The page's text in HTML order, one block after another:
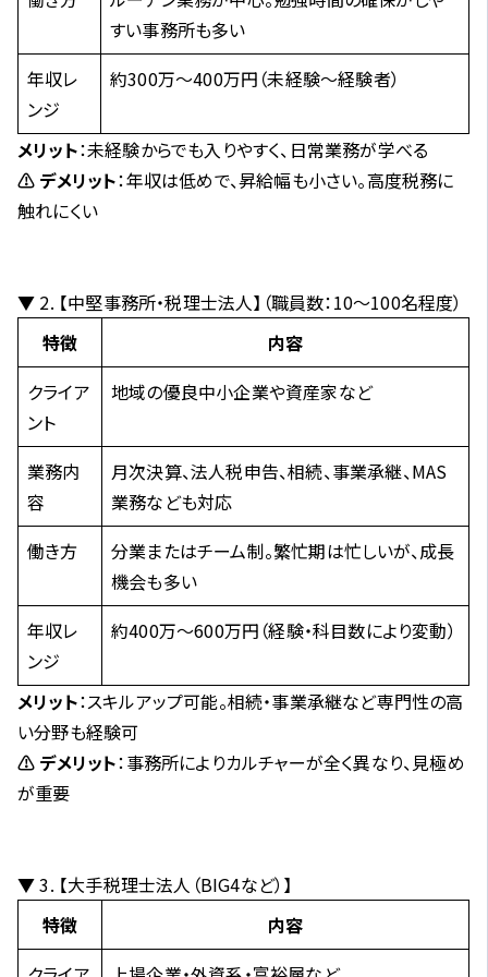
すい事務所も多い
年収レ
ンジ
約300万～400万円（未経験～経験者）
メリット：未経験からでも入りやすく、日常業務が学べる
⚠ デメリット：年収は低めで、昇給幅も小さい。高度税務に
触れにくい
▼ 2. 【中堅事務所・税理士法人】（職員数：10〜100名程度）
特徴
内容
クライア
ント
地域の優良中小企業や資産家など
業務内
容
月次決算、法人税申告、相続、事業承継、MAS
業務なども対応
働き方
分業またはチーム制。繁忙期は忙しいが、成長
機会も多い
年収レ
ンジ
約400万〜600万円（経験・科目数により変動）
メリット：スキルアップ可能。相続・事業承継など専門性の高
い分野も経験可
⚠ デメリット：事務所によりカルチャーが全く異なり、見極め
が重要
▼ 3. 【大手税理士法人（BIG4など）】
特徴
内容